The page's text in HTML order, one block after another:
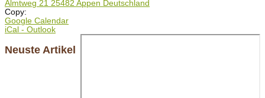
Almtweg 21 25482 Appen Deutschland
Copy:
Google Calendar
iCal - Outlook
Neuste Artikel